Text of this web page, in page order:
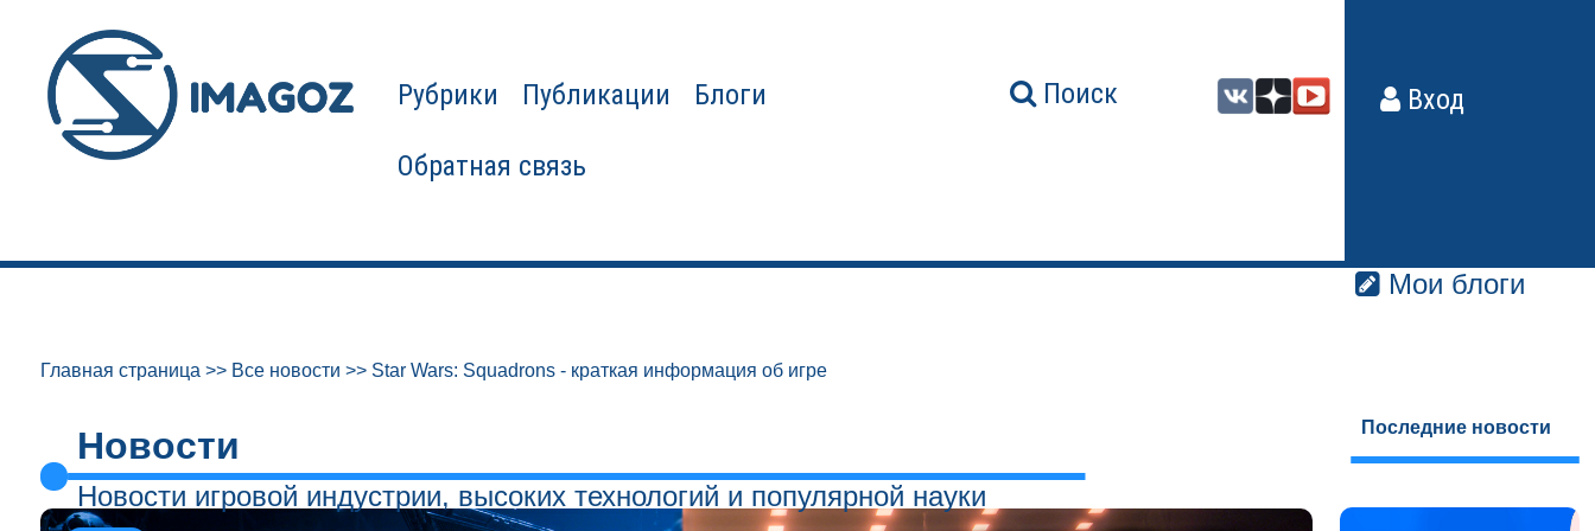
Рубрики Публикации Блоги
Обратная связь
Поиск Вход
Мои блоги
Главная страница >> Все новости >> Star Wars: Squadrons - краткая информация об игре
Новости
Новости игровой индустрии, высоких технологий и популярной науки
Последние новости